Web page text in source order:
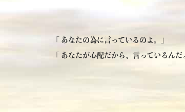
「 あなたの為に言っているのよ。」
「 あなたが心配だから、言っているんだ